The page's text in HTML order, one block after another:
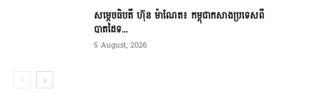
សម្ដេចធិបតី ហ៊ុន ម៉ាណែត៖ កម្ពុជាកសាងប្រទេសពី
បាតដៃទ...
5 August, 2026